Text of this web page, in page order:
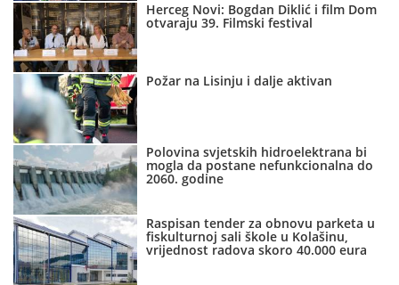
Herceg Novi: Bogdan Diklić i film Dom
otvaraju 39. Filmski festival
Požar na Lisinju i dalje aktivan
Polovina svjetskih hidroelektrana bi
mogla da postane nefunkcionalna do
2060. godine
Raspisan tender za obnovu parketa u
fiskulturnoj sali škole u Kolašinu,
vrijednost radova skoro 40.000 eura